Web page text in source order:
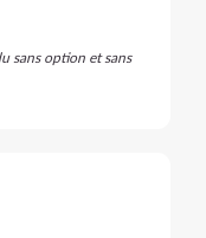
sans option et sans